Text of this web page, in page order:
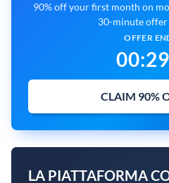
90% off your first month on
30-minute offer
OFFER
00:29
CLAIM 90%
LA PIATTAFORMA